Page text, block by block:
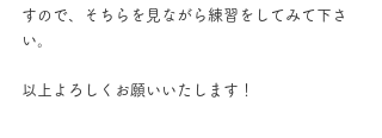
すので、そちらを見ながら練習をしてみて下さ
い。
以上よろしくお願いいたします！